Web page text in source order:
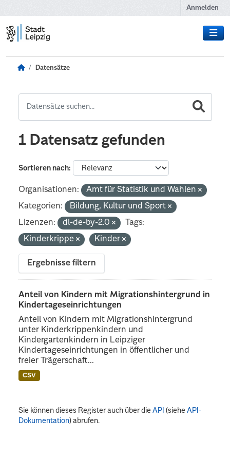
Anmelden
Datensätze
1 Datensatz gefunden
Sortieren nach
Organisationen:
Amt für Statistik und Wahlen
Kategorien:
Bildung, Kultur und Sport
Lizenzen:
dl-de-by-2.0
Tags:
Kinderkrippe
Kinder
Ergebnisse filtern
Anteil von Kindern mit Migrationshintergrund in
Kindertageseinrichtungen
Anteil von Kindern mit Migrationshintergrund
unter Kinderkrippenkindern und
Kindergartenkindern in Leipziger
Kindertageseinrichtungen in öffentlicher und
freier Trägerschaft...
CSV
Sie können dieses Register auch über dieAPI (sieheAPI-
Dokumentation) abrufen.